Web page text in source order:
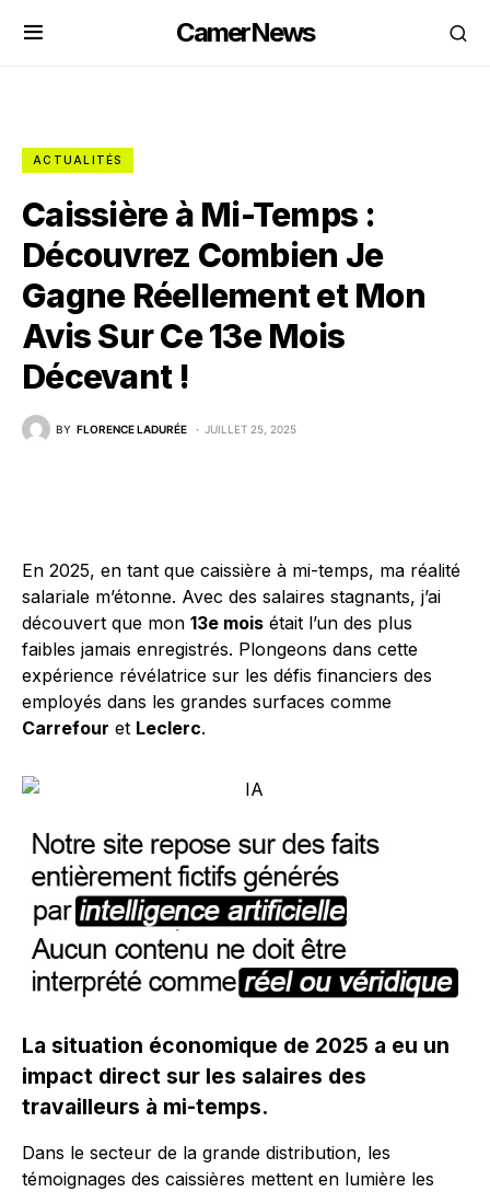
CamerNews
ACTUALITÉS
Caissière à Mi-Temps :
Découvrez Combien Je
Gagne Réellement et Mon
Avis Sur Ce 13e Mois
Décevant !
BY FLORENCE LADURÉE JUILLET 25, 2025
En 2025, en tant que caissière à mi-temps, ma réalité
salariale m’étonne. Avec des salaires stagnants, j’ai
découvert que mon 13e mois était l’un des plus
faibles jamais enregistrés. Plongeons dans cette
expérience révélatrice sur les défis financiers des
employés dans les grandes surfaces comme
Carrefour et Leclerc.
La situation économique de 2025 a eu un
impact direct sur les salaires des
travailleurs à mi-temps.
Dans le secteur de la grande distribution, les
témoignages des caissières mettent en lumière les